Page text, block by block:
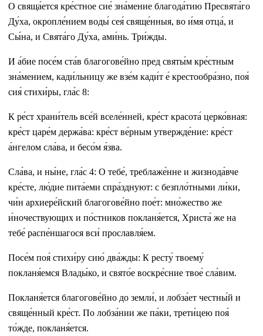
О свяща́ется кре́стное сие́ зна́мение благода́тию Пресвята́го
Ду́ха, окропле́нием воды́ сея́ свяще́нныя, во и́мя отца́, и
Сы́на, и Свята́го Ду́ха, ами́нь. Три́жды.
И а́бие посе́м ста́в благогове́йно пред святы́м кре́стным
зна́мением, кади́льницу же взе́м кади́т е́ крестообра́зно, поя́
сия́ стихи́ры, гла́с 8:
К ре́ст храни́тель все́й вселе́нней, кре́ст красота́ церко́вная:
кре́ст царе́м держа́ва: кре́ст ве́рным утвержде́ние: кре́ст
а́нгелом сла́ва, и бесо́м я́зва.
Сла́ва, и ны́не, гла́с 4: О тебе́, треблаже́нне и жизнода́вче
кре́сте, лю́дие пита́еми спра́зднуют: с безпло́тными ли́ки,
чи́н архиере́йский благогове́йно пое́т: мно́жество же
и́ночествующих и по́стников покланя́ется, Христа́ же на
тебе́ распе́ншагося вси́ прославля́ем.
Посе́м поя́ стихи́ру сию́ два́жды: К ресту́ твоему́
покланя́емся Влады́ко, и свято́е воскре́сние твое́ сла́вим.
Покланя́ется благогове́йно до земли́, и лобза́ет честны́й и
свяще́нный кре́ст. По лобза́нии же па́ки, трети́цею поя́
то́жде, покланя́ется.